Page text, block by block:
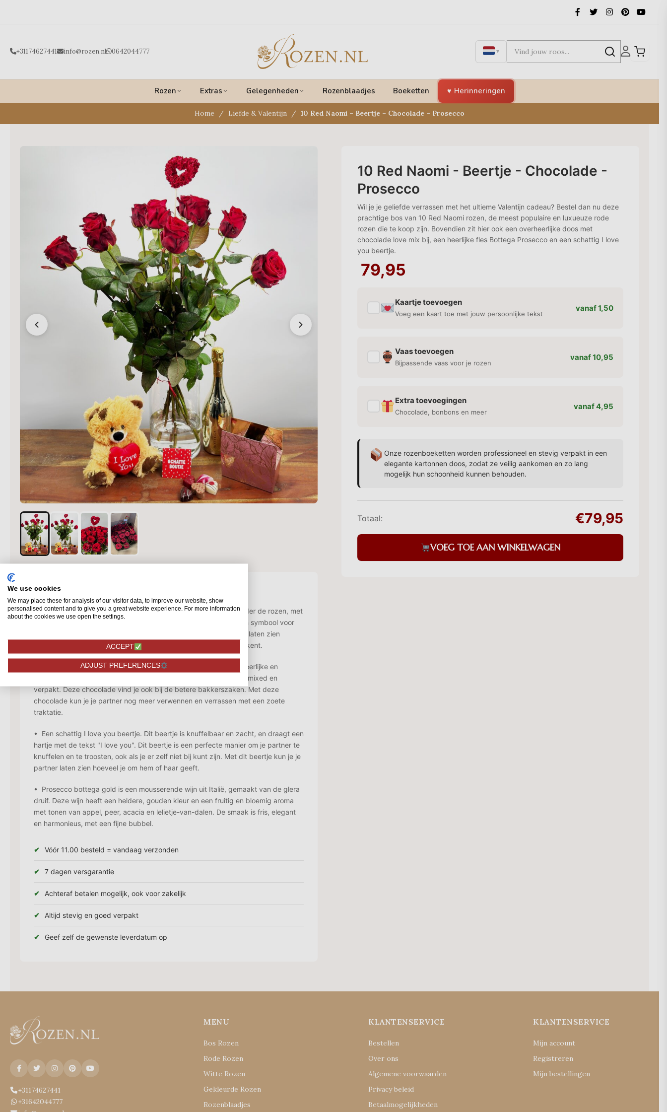
+31174627441 info@rozen.nl 0642044777 ▼
Rozen Extras Gelegenheden Rozenblaadjes Boeketten Herinneringen
Home Liefde & Valentijn 10 Red Naomi – Beertje – Chocolade – Prosecco
Omschrijving
• 10 prachtige Red Naomi rozen. Deze rozen zijn de koningin onder de rozen, met
hun grote, fluweelzachte bloemen en hun dieprode kleur. Ze staan symbool voor
passie, elegantie en waardering. Met deze rozen kun je je partner laten zien
hoeveel je van hem of haar houdt en hoeveel hij of zij voor je betekent.
• Een doosje met 300 gram Belgische chocolade love mix, een heerlijke en
originele mix van chocoladevormen, speciaal ingekocht en zelf gemixed en
verpakt. Deze chocolade vind je ook bij de betere bakkerszaken. Met deze
chocolade kun je je partner nog meer verwennen en verrassen met een zoete
traktatie.
• Een schattig I love you beertje. Dit beertje is knuffelbaar en zacht, en draagt een
hartje met de tekst "I love you". Dit beertje is een perfecte manier om je partner te
knuffelen en te troosten, ook als je er zelf niet bij kunt zijn. Met dit beertje kun je je
partner laten zien hoeveel je om hem of haar geeft.
• Prosecco bottega gold is een mousserende wijn uit Italië, gemaakt van de glera
druif. Deze wijn heeft een heldere, gouden kleur en een fruitig en bloemig aroma
met tonen van appel, peer, acacia en lelietje-van-dalen. De smaak is fris, elegant
en harmonieus, met een fijne bubbel.
Vóór 11.00 besteld = vandaag verzonden
7 dagen versgarantie
Achteraf betalen mogelijk, ook voor zakelijk
Altijd stevig en goed verpakt
Geef zelf de gewenste leverdatum op
10 Red Naomi - Beertje - Chocolade -
Prosecco
Wil je je geliefde verrassen met het ultieme Valentijn cadeau? Bestel dan nu deze
prachtige bos van 10 Red Naomi rozen, de meest populaire en luxueuze rode
rozen die te koop zijn. Bovendien zit hier ook een overheerlijke doos met
chocolade love mix bij, een heerlijke fles Bottega Prosecco en een schattig I love
you beertje.
79,95
Kaartje toevoegen
Voeg een kaart toe met jouw persoonlijke tekst
vanaf 1,50
Vaas toevoegen
Bijpassende vaas voor je rozen
vanaf 10,95
Extra toevoegingen
Chocolade, bonbons en meer
vanaf 4,95
Onze rozenboeketten worden professioneel en stevig verpakt in een
elegante kartonnen doos, zodat ze veilig aankomen en zo lang
mogelijk hun schoonheid kunnen behouden.
Totaal: €79,95
VOEG TOE AAN WINKELWAGEN
+31174627441
+31642044777
MENU
Bos Rozen
Rode Rozen
Witte Rozen
Gekleurde Rozen
Rozenblaadjes
KLANTENSERVICE
Bestellen
Over ons
Algemene voorwaarden
Privacy beleid
Betaalmogelijkheden
KLANTENSERVICE
Mijn account
Registreren
Mijn bestellingen
We use cookies
We may place these for analysis of our visitor data, to improve our website, show
personalised content and to give you a great website experience. For more information
about the cookies we use open the settings.
ACCEPT
ADJUST PREFERENCES